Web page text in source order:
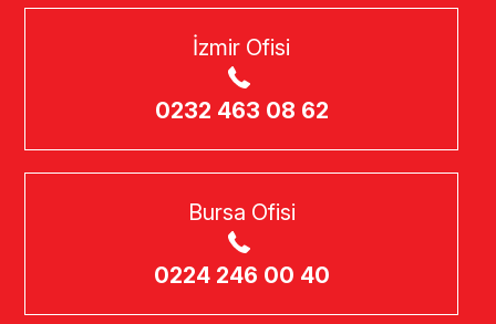
İzmir Ofisi
0232 463 08 62
Bursa Ofisi
0224 246 00 40